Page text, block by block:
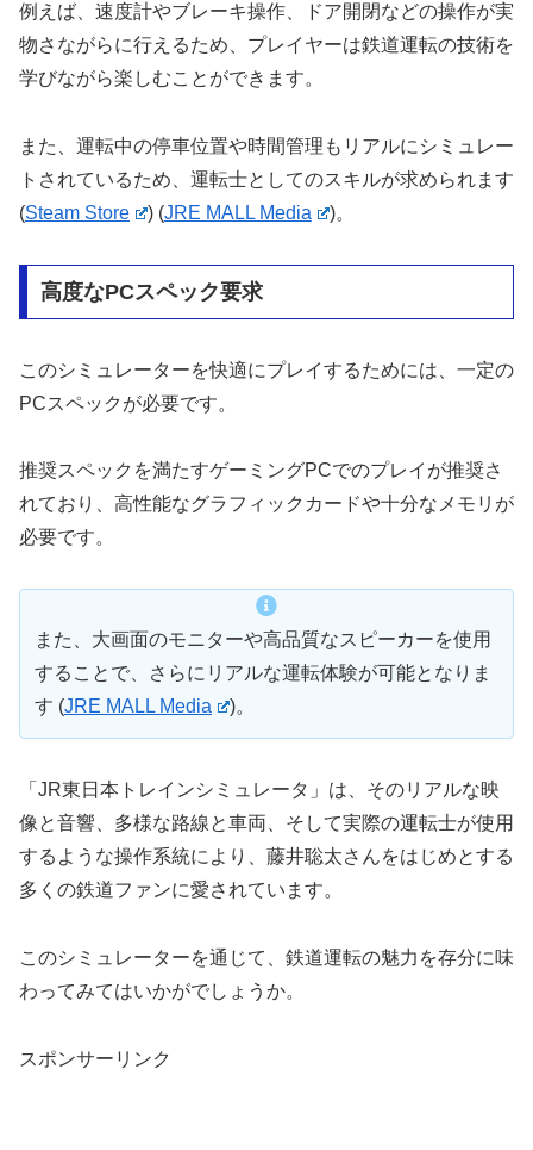
例えば、速度計やブレーキ操作、ドア開閉などの操作が実
物さながらに行えるため、プレイヤーは鉄道運転の技術を
学びながら楽しむことができます。
また、運転中の停車位置や時間管理もリアルにシミュレー
トされているため、運転士としてのスキルが求められます​
(Steam Store )(JRE MALL Media )​。
高度なPCスペック要求
このシミュレーターを快適にプレイするためには、一定の
PCスペックが必要です。
推奨スペックを満たすゲーミングPCでのプレイが推奨さ
れており、高性能なグラフィックカードや十分なメモリが
必要です。
また、大画面のモニターや高品質なスピーカーを使用
することで、さらにリアルな運転体験が可能となりま
す​ (JRE MALL Media )​。
「JR東日本トレインシミュレータ」は、そのリアルな映
像と音響、多様な路線と車両、そして実際の運転士が使用
するような操作系統により、藤井聡太さんをはじめとする
多くの鉄道ファンに愛されています。
このシミュレーターを通じて、鉄道運転の魅力を存分に味
わってみてはいかがでしょうか。
スポンサーリンク